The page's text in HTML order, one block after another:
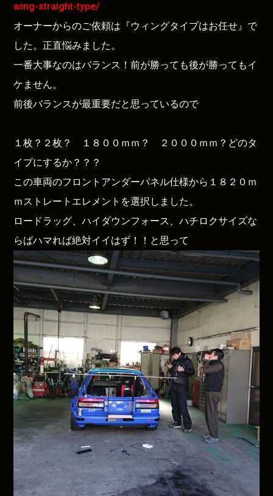
wing-straight-type/
オーナーからのご依頼は『ウィングタイプはお任せ』で
した。正直悩みました。
一番大事なのはバランス！前が勝っても後が勝ってもイ
ケません。
前後バランスが最重要だと思っているので
１枚？２枚？ １８００ｍｍ？ ２０００ｍｍ？どのタ
イプにするか？？？
この車両のフロントアンダーパネル仕様から１８２０ｍ
ｍストレートエレメントを選択しました。
ロードラッグ、ハイダウンフォース、ハチロクサイズな
らばハマれば絶対イイはず！！と思って